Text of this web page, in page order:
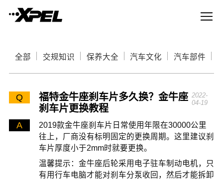
全部 交规知识 保养大全 汽车文化 汽车部件
Q
福特金牛座刹车片多久换？金牛座
刹车片更换教程
2022-
04-19
A
2019款金牛座刹车片日常使用年限在30000公里
往上，厂商没有标明固定的更换周期。这里建议刹
车片厚度小于2mm时就要更换。
温馨提示：金牛座后轮采用电子驻车制动电机，只
有用行车电脑才能对刹车分泵收回，然后才能拆卸